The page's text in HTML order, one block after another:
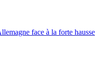
face à la forte hausse